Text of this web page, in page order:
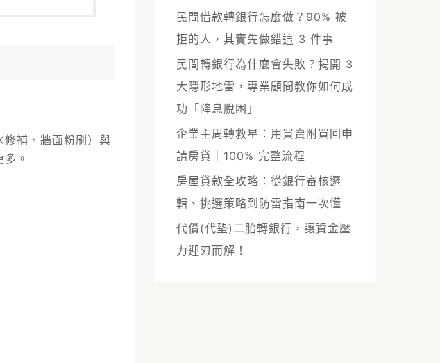
補、牆面粉刷）與
。
民間借款轉銀行怎麼做？90% 被
拒的人，其實先做錯這 3 件事
民間轉銀行為什麼會失敗？揭開 3
大隱形地雷，專業顧問教你如何成
功「降息脫困」
企業主周轉救星：用買賣附買回申
請房貸｜100% 完整流程
房屋貸款全攻略：從銀行審核邏
輯、挑選策略到防雷指南一次懂
代償(代墊)二胎轉銀行，讓資金壓
力迎刃而解！